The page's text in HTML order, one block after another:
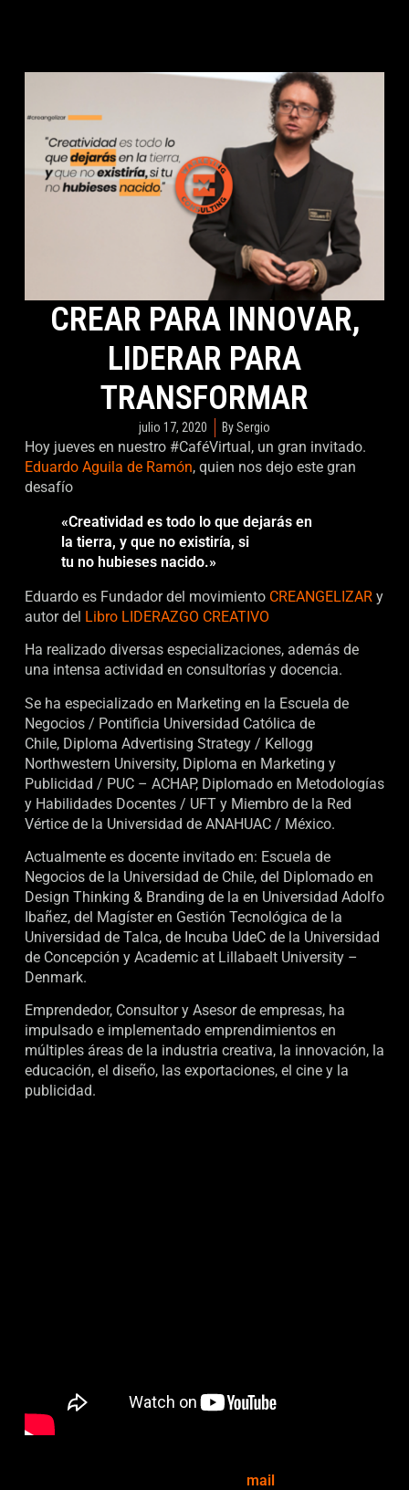
CREAR PARA INNOVAR,
LIDERAR PARA
TRANSFORMAR
julio 17, 2020 BySergio
Hoy jueves en nuestro #CaféVirtual, un gran invitado.
Eduardo Aguila de Ramón, quien nos dejo este gran
desafío
«Creatividad es todo lo que dejarás en
la tierra, y que no existiría, si
tu no hubieses nacido.»
Eduardo es Fundador del movimiento CREANGELIZARy
autor del Libro LIDERAZGO CREATIVO
Ha realizado diversas especializaciones, además de
una intensa actividad en consultorías y docencia.
Se ha especializado en Marketing en la Escuela de
Negocios / Pontificia Universidad Católica de
Chile, Diploma Advertising Strategy / Kellogg
Northwestern University, Diploma en Marketing y
Publicidad / PUC – ACHAP, Diplomado en Metodologías
y Habilidades Docentes / UFT y Miembro de la Red
Vértice de la Universidad de ANAHUAC / México.
Actualmente es docente invitado en: Escuela de
Negocios de la Universidad de Chile, del Diplomado en
Design Thinking & Branding de la en Universidad Adolfo
Ibañez, del Magíster en Gestión Tecnológica de la
Universidad de Talca, de Incuba UdeC de la Universidad
de Concepción y Academic at Lillabaelt University –
Denmark.
Emprendedor, Consultor y Asesor de empresas, ha
impulsado e implementado emprendimientos en
múltiples áreas de la industria creativa, la innovación, la
educación, el diseño, las exportaciones, el cine y la
publicidad.
mail